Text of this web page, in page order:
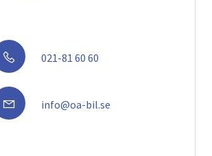
021-81 60 60
info@oa-bil.se